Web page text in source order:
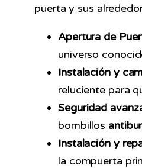
puerta y sus
Apertura de
universo
Instalación y
reluciente para
Seguridad
bombillos
Instalación y
la compuerta